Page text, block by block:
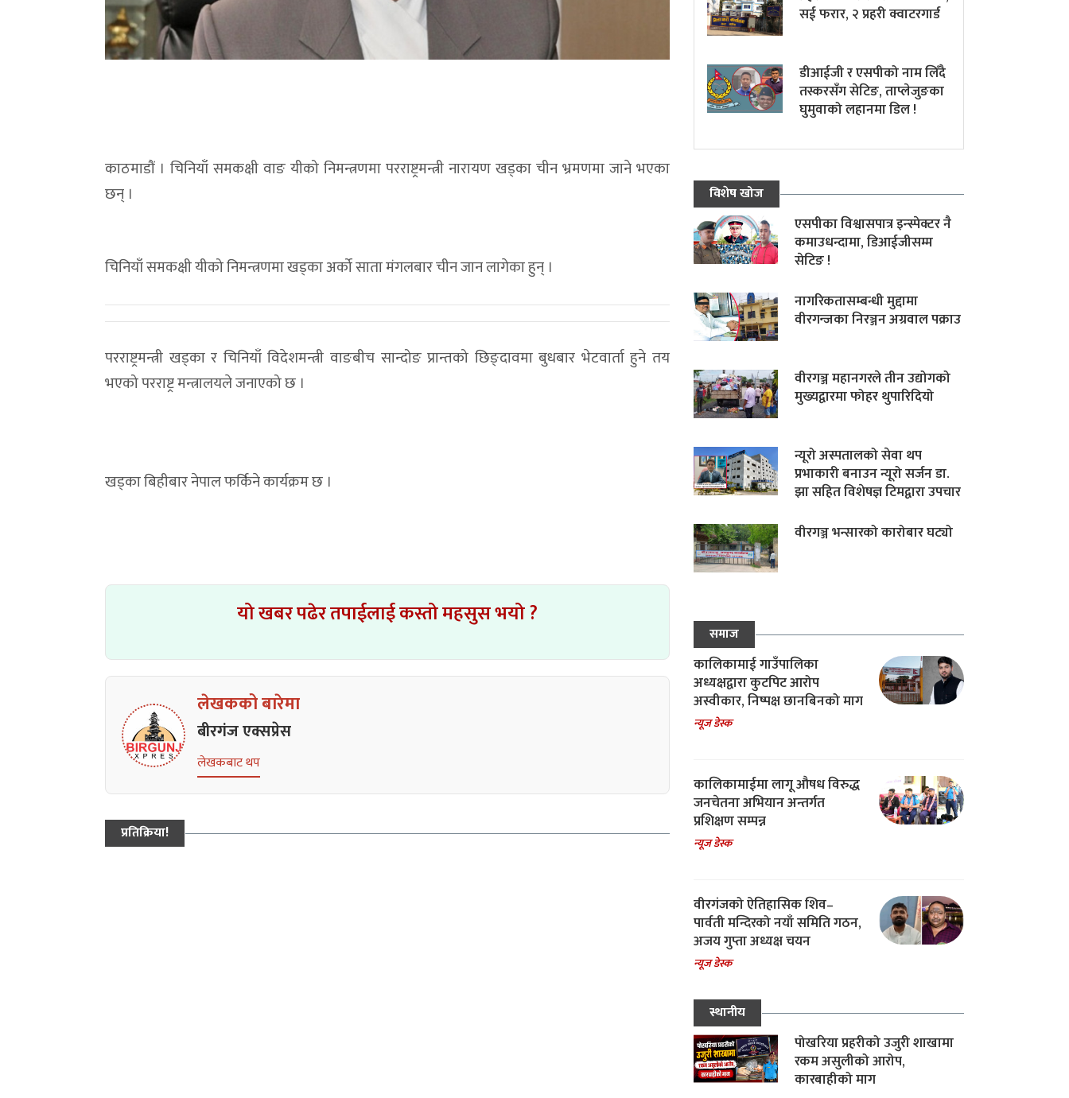
काठमाडौं । चिनियाँ समकक्षी वाङ यीको निमन्त्रणमा परराष्ट्रमन्त्री नारायण खड्का चीन भ्रमणमा जाने भएका
छन् ।
चिनियाँ समकक्षी यीको निमन्त्रणमा खड्का अर्को साता मंगलबार चीन जान लागेका हुन् ।
परराष्ट्रमन्त्री खड्का र चिनियाँ विदेशमन्त्री वाङबीच सान्दोङ प्रान्तको छिङ्दावमा बुधबार भेटवार्ता हुने तय
भएको परराष्ट्र मन्त्रालयले जनाएको छ ।
खड्का बिहीबार नेपाल फर्किने कार्यक्रम छ ।
यो खबर पढेर तपाईलाई कस्तो महसुस भयो ?
लेखकको बारेमा
बीरगंज एक्सप्रेस
लेखकबाट थप
प्रतिक्रिया!
सई फरार, २ प्रहरी क्वाटरगार्ड
डीआईजी र एसपीको नाम लिँदै
तस्करसँग सेटिङ, ताप्लेजुङका
घुमुवाको लहानमा डिल !
विशेष खोज
एसपीका विश्वासपात्र इन्स्पेक्टर नै
कमाउधन्दामा, डिआईजीसम्म
सेटिङ !
नागरिकतासम्बन्धी मुद्दामा
वीरगन्जका निरञ्जन अग्रवाल पक्राउ
वीरगञ्ज महानगरले तीन उद्योगको
मुख्यद्वारमा फोहर थुपारिदियो
न्यूरो अस्पतालको सेवा थप
प्रभाकारी बनाउन न्यूरो सर्जन डा.
झा सहित विशेषज्ञ टिमद्वारा उपचार
वीरगञ्ज भन्सारको कारोबार घट्यो
समाज
कालिकामाई गाउँपालिका
अध्यक्षद्वारा कुटपिट आरोप
अस्वीकार, निष्पक्ष छानबिनको माग
न्यूज डेस्क
कालिकामाईमा लागू औषध विरुद्ध
जनचेतना अभियान अन्तर्गत
प्रशिक्षण सम्पन्न
न्यूज डेस्क
वीरगंजको ऐतिहासिक शिव–
पार्वती मन्दिरको नयाँ समिति गठन,
अजय गुप्ता अध्यक्ष चयन
न्यूज डेस्क
स्थानीय
पोखरिया प्रहरीको उजुरी शाखामा
रकम असुलीको आरोप,
कारबाहीको माग